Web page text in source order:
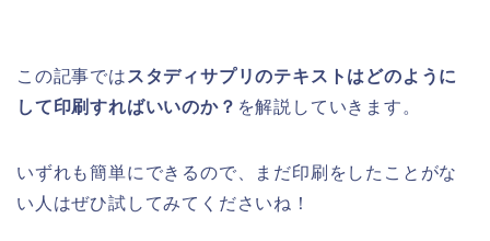
この記事では スタディサプリのテキストはどのように
して印刷すればいいのか？ を解説していきます。
いずれも簡単にできるので、まだ印刷をしたことがな
い人はぜひ試してみてくださいね！